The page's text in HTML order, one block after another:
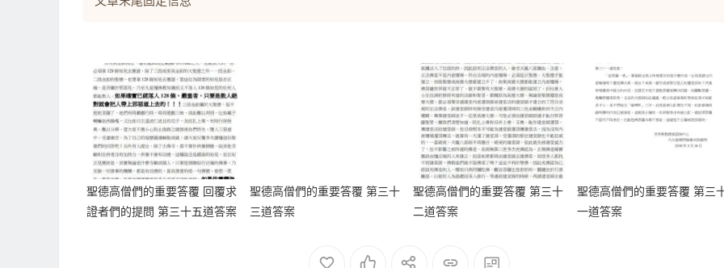
聖德高僧們的重要答覆 回覆求
證者們的提問 第三十五道答案
聖德高僧們的重要答覆 第三十
三道答案
聖德高僧們的重要答覆 第三十
二道答案
聖德高僧們的重要答覆 第三
一道答案